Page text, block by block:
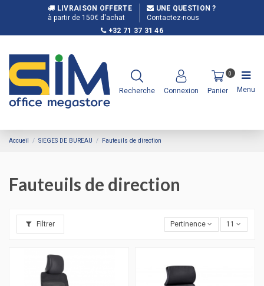
LIVRAISON OFFERTE
à partir de 150€ d'achat
UNE QUESTION ?
Contactez-nous
+32 71 37 31 46
Recherche Connexion
0
Panier Menu
Accueil SIEGES DE BUREAU Fauteuils de direction
Fauteuils de direction
Filtrer Pertinence 11